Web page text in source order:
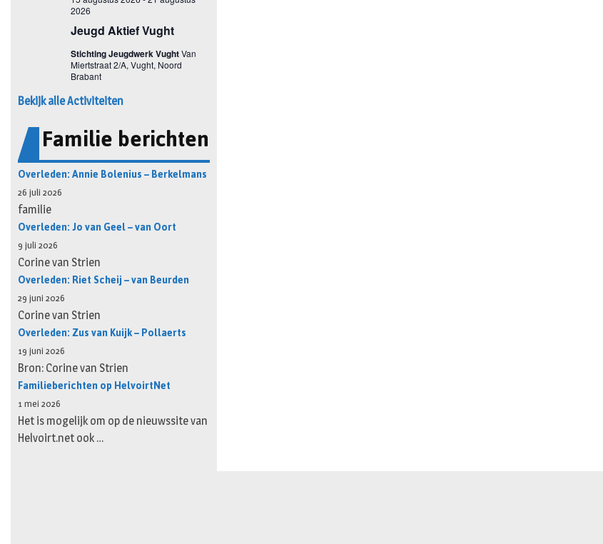
Bekijk alle Activiteiten
Familie berichten
Overleden: Annie Bolenius – Berkelmans
26 juli 2026
familie
Overleden: Jo van Geel – van Oort
9 juli 2026
Corine van Strien
Overleden: Riet Scheij – van Beurden
29 juni 2026
Corine van Strien
Overleden: Zus van Kuijk – Pollaerts
19 juni 2026
Bron: Corine van Strien
Familieberichten op HelvoirtNet
1 mei 2026
Het is mogelijk om op de nieuwssite van
Helvoirt.net ook …